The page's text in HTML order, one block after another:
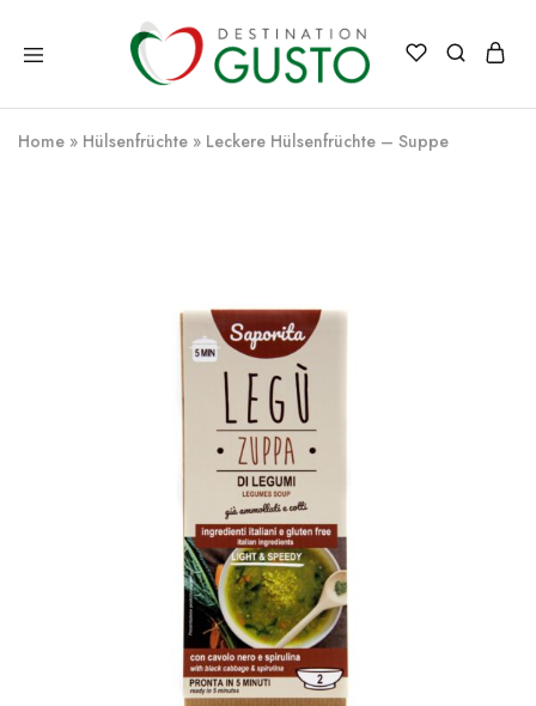
Destination
Gusto
Italienische
Exzellenz
–
100%
Home » Hülsenfrüchte » Leckere Hülsenfrüchte – Suppe